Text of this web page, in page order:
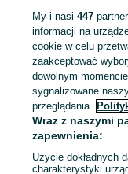
Strona główna Budowa i
Pozostałe - Skulsk
KATEGORIA
791559458
Zadzwoń /
My i nasi447
informacji na
cookie w celu
zaakceptować
dowolnym
sygnalizowane
przeglądania.
Wraz z naszymi
zapewnienia:
Użycie dokładnych
charakterystyki